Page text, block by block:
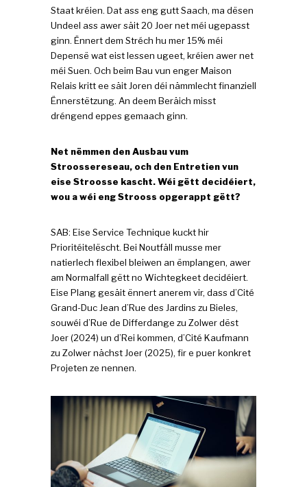
Staat kréien. Dat ass eng gutt Saach, ma dësen
Undeel ass awer säit 20 Joer net méi ugepasst
ginn. Ënnert dem Stréch hu mer 15% méi
Depensë wat eist Iessen ugeet, kréien awer net
méi Suen. Och beim Bau vun enger Maison
Relais kritt ee säit Joren déi nämmlecht finanziell
Ënnerstëtzung. An deem Beräich misst
dréngend eppes gemaach ginn.
Net nëmmen den Ausbau vum
Stroossereseau, och den Entretien vun
eise Stroosse kascht. Wéi gëtt decidéiert,
wou a wéi eng Strooss opgerappt gëtt?
SAB: Eise Service Technique kuckt hir
Prioritéitelëscht. Bei Noutfäll musse mer
natierlech flexibel bleiwen an ëmplangen, awer
am Normalfall gëtt no Wichtegkeet decidéiert.
Eise Plang gesäit ënnert anerem vir, dass d’Cité
Grand-Duc Jean d’Rue des Jardins zu Bieles,
souwéi d’Rue de Differdange zu Zolwer dëst
Joer (2024) un d’Rei kommen, d’Cité Kaufmann
zu Zolwer nächst Joer (2025), fir e puer konkret
Projeten ze nennen.